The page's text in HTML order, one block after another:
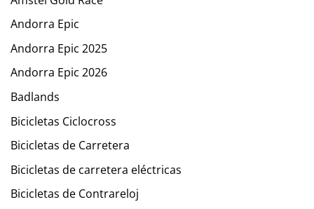
Andorra Epic
Andorra Epic 2025
Andorra Epic 2026
Badlands
Bicicletas Ciclocross
Bicicletas de Carretera
Bicicletas de carretera eléctricas
Bicicletas de Contrareloj